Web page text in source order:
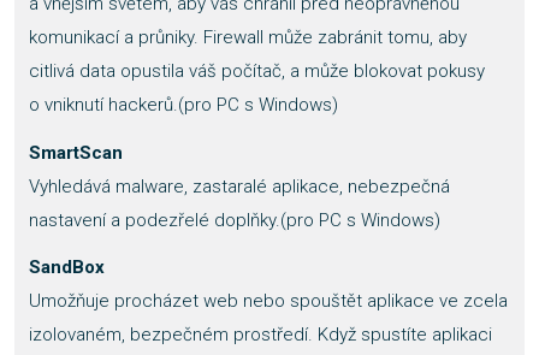
komunikací a průniky. Firewall může zabránit tomu, aby
citlivá data opustila váš počítač, a může blokovat pokusy
o vniknutí hackerů.(pro PC s Windows)
SmartScan
Vyhledává malware, zastaralé aplikace, nebezpečná
nastavení a podezřelé doplňky.(pro PC s Windows)
SandBox
Umožňuje procházet web nebo spouštět aplikace ve zcela
izolovaném, bezpečném prostředí. Když spustíte aplikaci